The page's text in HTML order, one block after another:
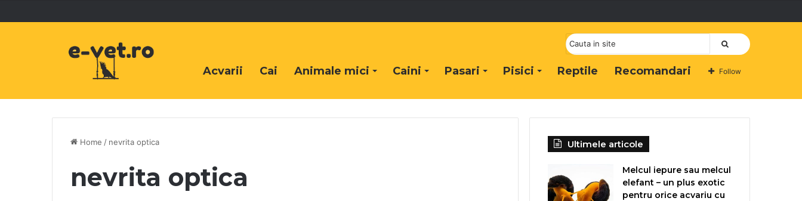
Cauta
Acvarii Cai Animale mici Caini Pasari Pisici Reptile Recomandari Follow
Home / nevrita optica
nevrita optica
Ultimele articole
Melcul iepure sau melcul
elefant – un plus exotic
pentru orice acvariu cu